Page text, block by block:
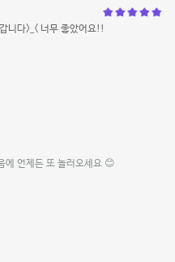
니다>_< 너무 좋았어요!!
에 언제든 또 놀러오세요 😊